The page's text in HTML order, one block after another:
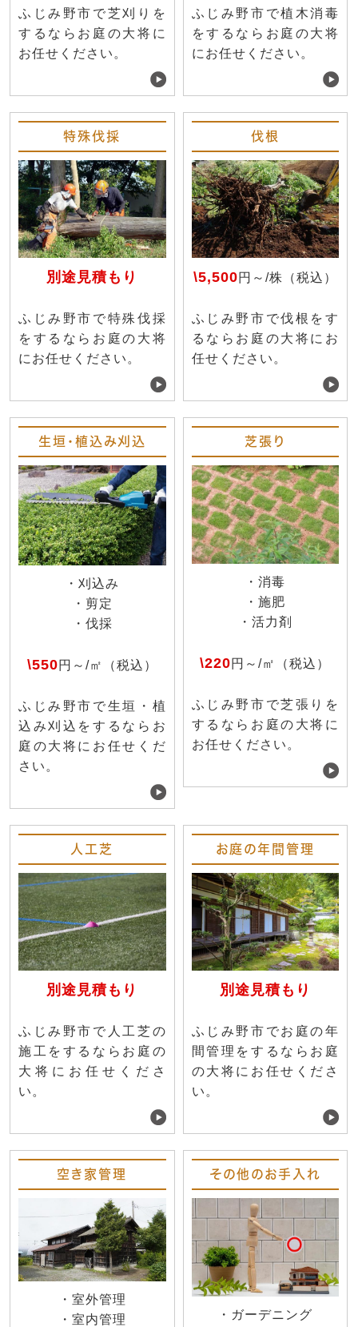
ふじみ野市で芝刈りを
するならお庭の大将に
お任せください。
ふじみ野市で植木消毒
をするならお庭の大将
にお任せください。
特殊伐採
別途見積もり
ふじみ野市で特殊伐採
をするならお庭の大将
にお任せください。
伐根
\5,500円～/株（税込）
ふじみ野市で伐根をす
るならお庭の大将にお
任せください。
生垣・植込み刈込
・刈込み
・剪定
・伐採
\550円～/㎡（税込）
ふじみ野市で生垣・植
込み刈込をするならお
庭の大将にお任せくだ
さい。
芝張り
・消毒
・施肥
・活力剤
\220円～/㎡（税込）
ふじみ野市で芝張りを
するならお庭の大将に
お任せください。
人工芝
別途見積もり
ふじみ野市で人工芝の
施工をするならお庭の
大将にお任せくださ
い。
お庭の年間管理
別途見積もり
ふじみ野市でお庭の年
間管理をするならお庭
の大将にお任せくださ
い。
空き家管理
・室外管理
・室内管理
その他のお手入れ
・ガーデニング